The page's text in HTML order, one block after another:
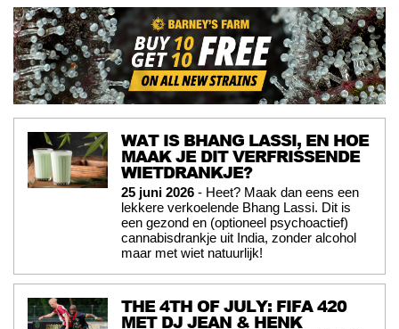
WAT IS BHANG LASSI, EN HOE
MAAK JE DIT VERFRISSENDE
WIETDRANKJE?
25 juni 2026 - Heet? Maak dan eens een
lekkere verkoelende Bhang Lassi. Dit is
een gezond en (optioneel psychoactief)
cannabisdrankje uit India, zonder alcohol
maar met wiet natuurlijk!
THE 4TH OF JULY: FIFA 420
MET DJ JEAN & HENK